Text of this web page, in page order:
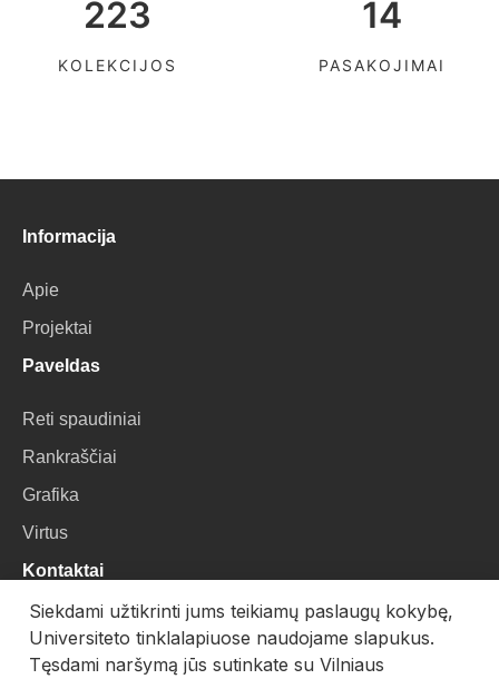
223
KOLEKCIJOS
14
PASAKOJIMAI
Informacija
Apie
Projektai
Paveldas
Reti spaudiniai
Rankraščiai
Grafika
Virtus
Kontaktai
VU Biblioteka
Universiteto g. 3, LT-01122, Vilnius
Siekdami užtikrinti jums teikiamų paslaugų kokybę,
Universiteto tinklalapiuose naudojame slapukus.
Tęsdami naršymą jūs sutinkate su Vilniaus